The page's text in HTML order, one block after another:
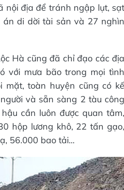
nội địa để tránh ngập lụt, sạt
án di dời tài sản và 27 nghìn
Hà cũng đã chỉ đạo các địa
với mưa bão trong mọi tình
mặt, toàn huyện cũng có kế
và sẵn sàng 2 tàu công
cần luôn được quan tâm,
hộp lương khô, 22 tấn gạo,
56.000 bao tải...